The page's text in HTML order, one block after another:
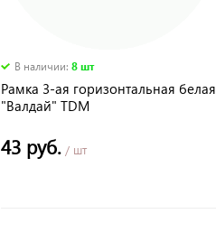
В наличии: 8 шт
Рамка 3-ая горизонтальная белая
"Валдай" TDM
43 руб. / шт